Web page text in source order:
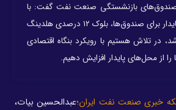
بازنشستگی صنعت نفت گفت: با
هدف توسعه‌ی منابع پایدار برای صندوق‌ها، بلوک ۱۲ درصدی هلدینگ
در تلاش هستیم با رویکرد بنگاه اقتصادی
از محل‌های پایدار افزایش دهیم.
خبری صنعت نفت ایران؛عبدالحسین بیات،